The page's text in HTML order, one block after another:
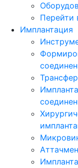
Перейти
Имплантация